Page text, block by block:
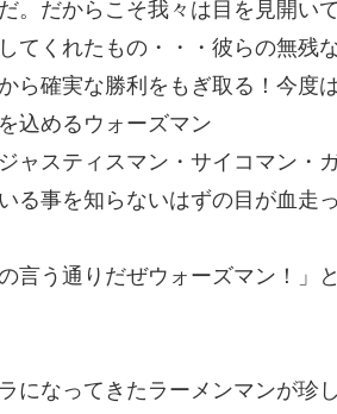
。だからこそ我々は目を見開い
てくれたもの・・・彼らの無残
ら確実な勝利をもぎ取る！今度
込めるウォーズマン
ャスティスマン・サイコマン・
る事を知らないはずの目が血走
言う通りだぜウォーズマン！」
になってきたラーメンマンが珍